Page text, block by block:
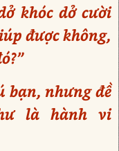
khóc dở cười
được không,
bạn, nhưng đề
là hành vi